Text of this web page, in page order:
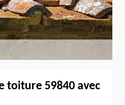
toiture 59840 avec